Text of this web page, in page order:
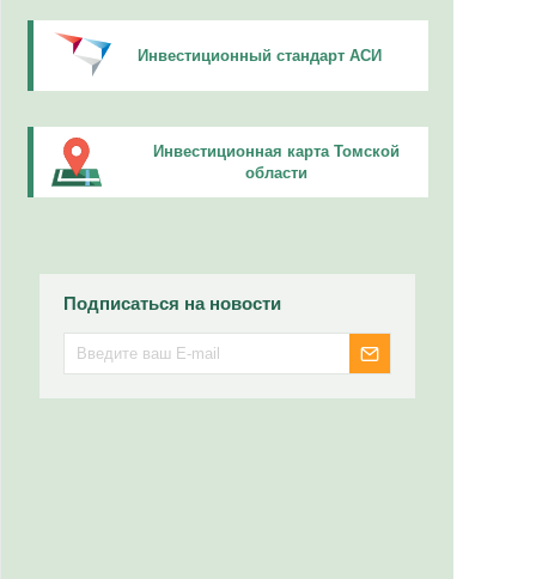
Инвестиционный стандарт АСИ
Инвестиционная карта Томской
области
Подписаться на новости